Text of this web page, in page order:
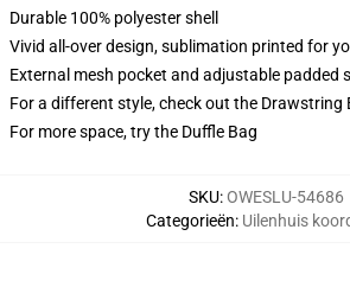
Durable 100% polyester shell
Vivid all-over design, sublimation printed for
External mesh pocket and adjustable padded
For a different style, check out the Drawstring
For more space, try the Duffle Bag
SKU:OWESLU-54686
Categorieën: Uilenhuis